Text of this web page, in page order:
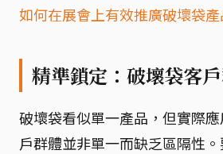
如何在展會上有效推廣破壞袋產
精準鎖定：破壞袋客
破壞袋看似單一產品，但實際
戶群體並非單一而缺乏區隔性